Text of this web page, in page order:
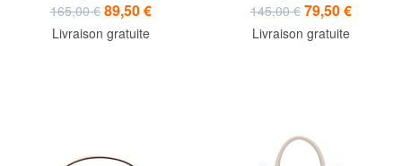
165,00 € 89,50 €
Livraison gratuite
145,00 € 79,50 €
Livraison gratuite